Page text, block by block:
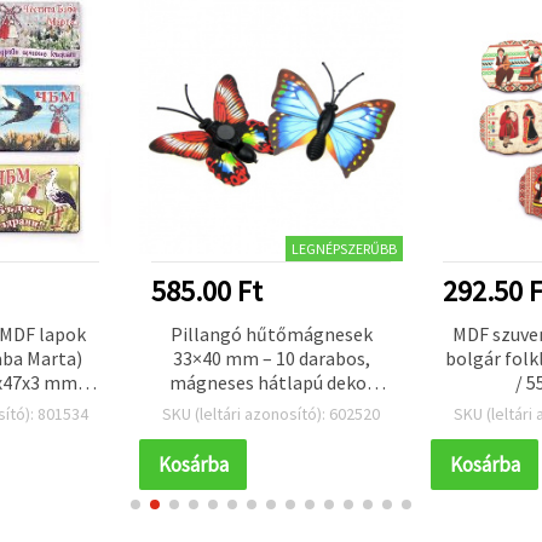
lapok
Marta)
mm,
– 10 db
801534
LEGNÉPSZERŰBB
585.00 Ft
Pillangó hűtőmágnesek
33×40 mm – 10 darabos,
mágneses hátlapú dekor
szett fehértáblához,
szekrényhez, kézműves
hobbikhoz és otthoni
dekorációhoz
SKU (leltári azonosító): 602520
Kosárba
292.50
MDF
bolgár
/
SKU (leltári
Kosárba